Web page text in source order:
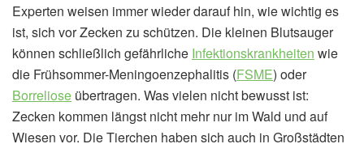
Experten weisen immer wieder darauf hin, wie wichtig es
ist, sich vor Zecken zu schützen. Die kleinen Blutsauger
können schließlich gefährliche Infektionskrankheiten wie
die Frühsommer-Meningoenzephalitis (FSME) oder
Borreliose übertragen. Was vielen nicht bewusst ist:
Zecken kommen längst nicht mehr nur im Wald und auf
Wiesen vor. Die Tierchen haben sich auch in Großstädten